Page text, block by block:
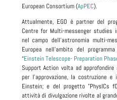
European Consortium (ApPEC).
Attualmente, EGO è partner del
Centre for Multi-messenger studies
nel campo dell'astronomia multi-
Europea nell'ambito del
“Einstein Telescope- Preparation
Support Action volta ad approfondire
per l’approvazione, la costruzione
Einstein; e del progetto "PhysICs
attività di divulgazione rivolte al